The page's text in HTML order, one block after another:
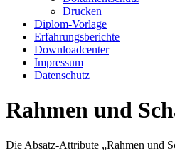
Drucken
Diplom-Vorlage
Erfahrungsberichte
Downloadcenter
Impressum
Datenschutz
Rahmen und
Die Absatz-Attribute „Rahmen und